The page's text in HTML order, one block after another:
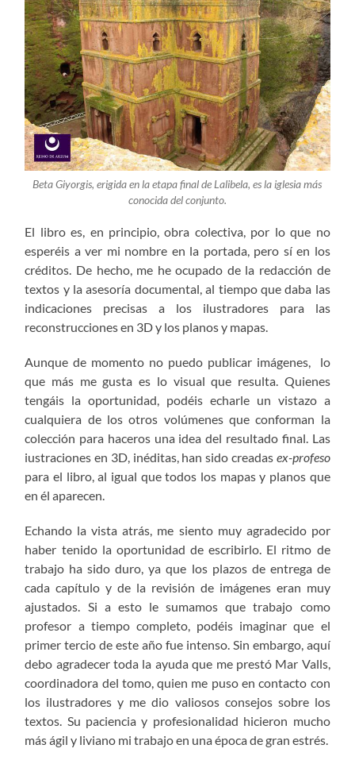
Beta Giyorgis, erigida en la etapa final de Lalibela, es la iglesia más
conocida del conjunto.
El libro es, en principio, obra colectiva, por lo que no
esperéis a ver mi nombre en la portada, pero sí en los
créditos. De hecho, me he ocupado de la redacción de
textos y la asesoría documental, al tiempo que daba las
indicaciones precisas a los ilustradores para las
reconstrucciones en 3D y los planos y mapas.
Aunque de momento no puedo publicar imágenes, lo
que más me gusta es lo visual que resulta. Quienes
tengáis la oportunidad, podéis echarle un vistazo a
cualquiera de los otros volúmenes que conforman la
colección para haceros una idea del resultado final. Las
iustraciones en 3D, inéditas, han sido creadas ex-profeso
para el libro, al igual que todos los mapas y planos que
en él aparecen.
Echando la vista atrás, me siento muy agradecido por
haber tenido la oportunidad de escribirlo. El ritmo de
trabajo ha sido duro, ya que los plazos de entrega de
cada capítulo y de la revisión de imágenes eran muy
ajustados. Si a esto le sumamos que trabajo como
profesor a tiempo completo, podéis imaginar que el
primer tercio de este año fue intenso. Sin embargo, aquí
debo agradecer toda la ayuda que me prestó Mar Valls,
coordinadora del tomo, quien me puso en contacto con
los ilustradores y me dio valiosos consejos sobre los
textos. Su paciencia y profesionalidad hicieron mucho
más ágil y liviano mi trabajo en una época de gran estrés.